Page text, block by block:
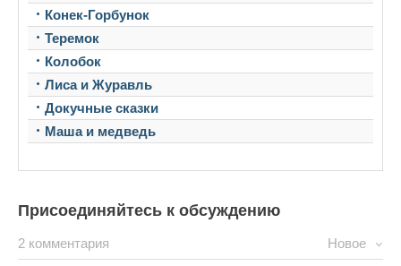
Конек-Горбунок
Теремок
Колобок
Лиса и Журавль
Докучные сказки
Маша и медведь
Присоединяйтесь к обсуждению
2 комментария Новое